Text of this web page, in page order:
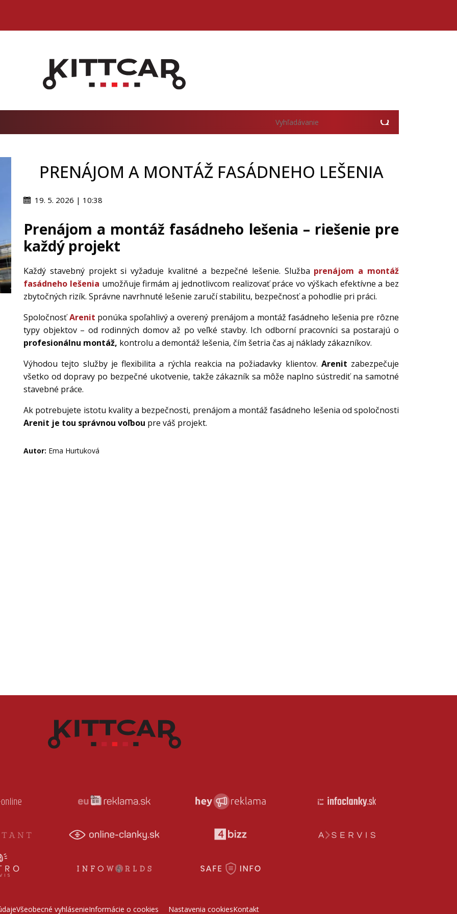
PRENÁJOM A MONTÁŽ FASÁDNEHO LEŠENIA
19. 5. 2026 | 10:38
Prenájom a montáž fasádneho lešenia – riešenie pre
každý projekt
Každý stavebný projekt si vyžaduje kvalitné a bezpečné lešenie. Služba prenájom a montáž
fasádneho lešenia umožňuje firmám aj jednotlivcom realizovať práce vo výškach efektívne a bez
zbytočných rizík. Správne navrhnuté lešenie zaručí stabilitu, bezpečnosť a pohodlie pri práci.
Spoločnosť Arenit ponúka spoľahlivý a overený prenájom a montáž fasádneho lešenia pre rôzne
typy objektov – od rodinných domov až po veľké stavby. Ich odborní pracovníci sa postarajú o
profesionálnu montáž, kontrolu a demontáž lešenia, čím šetria čas aj náklady zákazníkov.
Výhodou tejto služby je flexibilita a rýchla reakcia na požiadavky klientov. Arenit zabezpečuje
všetko od dopravy po bezpečné ukotvenie, takže zákazník sa môže naplno sústrediť na samotné
stavebné práce.
Ak potrebujete istotu kvality a bezpečnosti, prenájom a montáž fasádneho lešenia od spoločnosti
Arenit je tou správnou voľbou pre váš projekt.
Autor: Ema Hurtuková
Všeobecné vyhlásenieInformácie o cookies Nastavenia cookiesKontakt